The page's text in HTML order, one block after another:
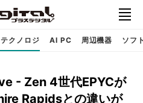
クノロジ AI PC 周辺機器 ソフ
- Zen 4世代EPYCが
Rapidsとの違いが